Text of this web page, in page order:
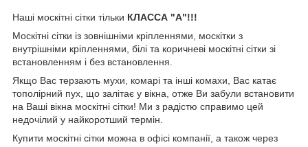
Наші москітні сітки тільки КЛАССА "А"!!!
Москітні сітки із зовнішніми кріпленнями, москітки з
внутрішніми кріпленнями, білі та коричневі москітні сітки зі
встановленням і без встановлення.
Якщо Вас терзають мухи, комарі та інші комахи, Вас катає
тополірний пух, що залітає у вікна, отже Ви забули встановити
на Ваші вікна москітні сітки! Ми з радістю справимо цей
недочілий у найкоротший термін.
Купити москітні сітки можна в офісі компанії, а також через